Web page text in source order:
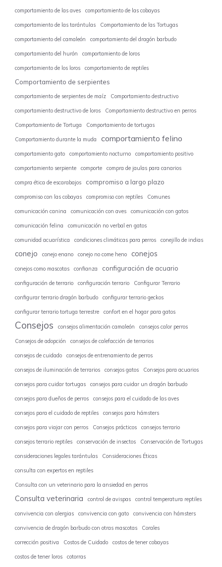
comportamiento de las aves comportamiento de las cobayas
comportamiento de las tarántulas Comportamiento de las Tortugas
comportamiento del camaleón comportamiento del dragón barbudo
comportamiento del hurón comportamiento de loros
comportamiento de los loros comportamiento de reptiles
Comportamiento de serpientes
comportamiento de serpientes de maíz Comportamiento destructivo
comportamiento destructivo de loros Comportamiento destructivo en perros
Comportamiento de Tortuga Comportamiento de tortugas
Comportamiento durante la muda comportamiento felino
comportamiento gato comportamiento nocturno comportamiento positivo
comportamiento serpiente comporte compra de jaulas para canarios
compra ética de escarabajos compromiso a largo plazo
compromiso con las cobayas compromiso con reptiles Comunes
comunicación canina comunicación con aves comunicación con gatos
comunicación felina comunicación no verbal en gatos
comunidad acuarística condiciones climáticas para perros conejillo de indias
conejo conejo enano conejo no come heno conejos
conejos como mascotas confianza configuración de acuario
configuración de terrario configuración terrario Configurar Terrario
configurar terrario dragón barbudo configurar terrario geckos
configurar terrario tortuga terrestre confort en el hogar para gatos
Consejos consejos alimentación camaleón consejos calor perros
Consejos de adopción consejos de calefacción de terrarios
consejos de cuidado consejos de entrenamiento de perros
consejos de iluminación de terrarios consejos gatos Consejos para acuarios
consejos para cuidar tortugas consejos para cuidar un dragón barbudo
consejos para dueños de perros consejos para el cuidado de las aves
consejos para el cuidado de reptiles consejos para hámsters
consejos para viajar con perros Consejos prácticos consejos terrario
consejos terrario reptiles conservación de insectos Conservación de Tortugas
consideraciones legales tarántulas Consideraciones Éticas
consulta con expertos en reptiles
Consulta con un veterinario para la ansiedad en perros
Consulta veterinaria control de avispas control temperatura reptiles
convivencia con alergias convivencia con gato convivencia con hámsters
convivencia de dragón barbudo con otras mascotas Corales
corrección positiva Costos de Cuidado costos de tener cobayas
costos de tener loros cotorras